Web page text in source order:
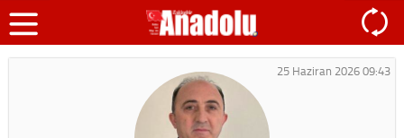
25 Haziran 2026 09:43